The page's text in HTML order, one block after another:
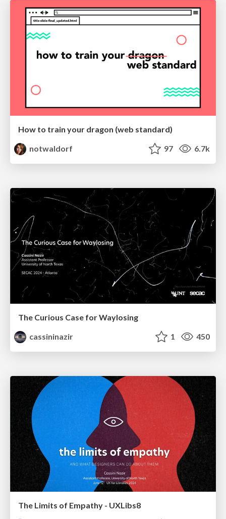
How to train your dragon (web standard)
notwaldorf
97 6.7k
The Curious Case for Waylosing
cassininazir
1 450
The Limits of Empathy - UXLibs8